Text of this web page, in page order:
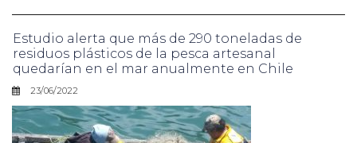
Estudio alerta que más de 290 toneladas de
residuos plásticos de la pesca artesanal
quedarían en el mar anualmente en Chile
23/06/2022